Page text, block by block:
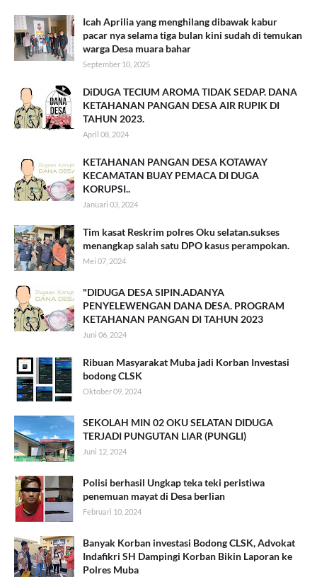
Icah Aprilia yang menghilang dibawak kabur
pacar nya selama tiga bulan kini sudah di temukan
warga Desa muara bahar
September 10, 2025
DiDUGA TECIUM AROMA TIDAK SEDAP. DANA
KETAHANAN PANGAN DESA AIR RUPIK DI
TAHUN 2023.
April 08, 2024
KETAHANAN PANGAN DESA KOTAWAY
KECAMATAN BUAY PEMACA DI DUGA
KORUPSI..
Januari 03, 2024
Tim kasat Reskrim polres Oku selatan.sukses
menangkap salah satu DPO kasus perampokan.
Mei 07, 2024
"DIDUGA DESA SIPIN.ADANYA
PENYELEWENGAN DANA DESA. PROGRAM
KETAHANAN PANGAN DI TAHUN 2023
Juni 06, 2024
Ribuan Masyarakat Muba jadi Korban Investasi
bodong CLSK
Oktober 09, 2024
SEKOLAH MIN 02 OKU SELATAN DIDUGA
TERJADI PUNGUTAN LIAR (PUNGLI)
Juni 12, 2024
Polisi berhasil Ungkap teka teki peristiwa
penemuan mayat di Desa berlian
Februari 10, 2024
Banyak Korban investasi Bodong CLSK, Advokat
Indafikri SH Dampingi Korban Bikin Laporan ke
Polres Muba